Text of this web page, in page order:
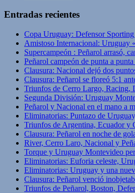
Entradas recientes
Copa Uruguay: Defensor
Amistoso Internacional: Uruguay
Supercampeón : Peñarol arrasó,
Peñarol campeón de punta a
Clausura: Nacional dejó dos
Clausura: Peñarol se floreó 5:1
Triunfos de Cerro Largo, Racing,
Segunda División: Uruguay
Peñarol y Nacional en el mano a
Eliminatorias: Puntazo de
Triunfos de Argentina, Ecuador y
Clausura: Peñarol en noche de
River, Cerro Laro, Nacional y
Torque y Uruguay Montevideo
Eliminatorias: Euforia celeste,
Eliminatorias: Uruguay y una
Clausura: Peñarol venció
Triunfos de Peñarol, Boston,